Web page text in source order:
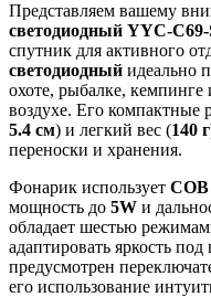
Представляем вашему
светодиодный YYC-
спутник для активного
светодиодный идеально
охоте, рыбалке,
воздухе. Его компактные
5.4 см) и легкий вес (140 г
переноски и хранения.
Фонарик использует
мощность до 5W и
обладает шестью
адаптировать яркость
предусмотрен
его использование